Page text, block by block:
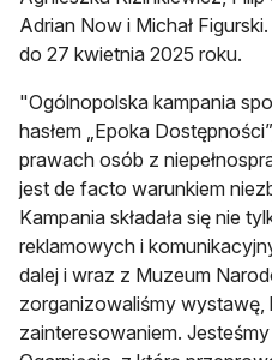
Adrian Now i Michał
do 27 kwietnia 2025 roku.
"Ogólnopolska kampania
hasłem „Epoka
prawach osób z
jest de facto warunkiem
Kampania składała się nie
reklamowych i
dalej i wraz z Muzeum
zorganizowaliśmy
zainteresowaniem.